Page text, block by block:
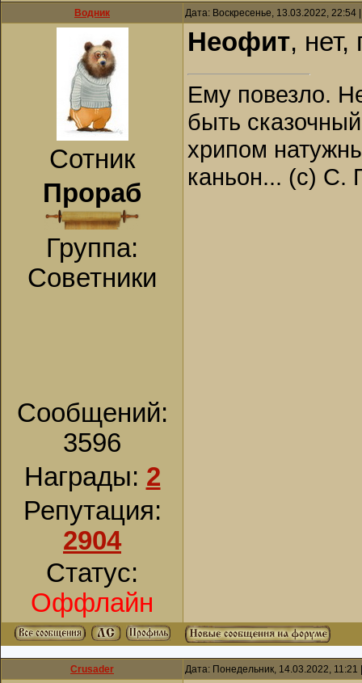
Водник Дата: Воскресенье, 13.03.2022,
Сотник
Прораб
Группа:
Советники
Сообщений:
3596
Награды: 2
Репутация:
2904
Статус:
Оффлайн
Неофит,
Ему повезло.
быть
хрипом
каньон... (с) С.
Crusader Дата: Понедельник, 14.03.2022,